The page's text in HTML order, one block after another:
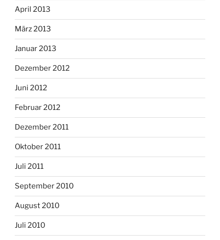
April 2013
März 2013
Januar 2013
Dezember 2012
Juni 2012
Februar 2012
Dezember 2011
Oktober 2011
Juli 2011
September 2010
August 2010
Juli 2010